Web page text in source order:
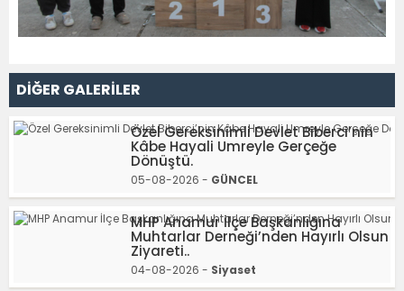
DİĞER GALERİLER
Özel Gereksinimli Devlet Biberci’nin
Kâbe Hayali Umreyle Gerçeğe
Dönüştü.
05-08-2026 - GÜNCEL
MHP Anamur İlçe Başkanlığına
Muhtarlar Derneği’nden Hayırlı Olsun
Ziyareti..
04-08-2026 - Siyaset